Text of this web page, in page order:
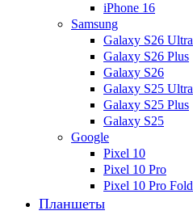
iPhone 16
Samsung
Galaxy S26 Ultra
Galaxy S26 Plus
Galaxy S26
Galaxy S25 Ultra
Galaxy S25 Plus
Galaxy S25
Google
Pixel 10
Pixel 10 Pro
Pixel 10 Pro Fold
Планшеты